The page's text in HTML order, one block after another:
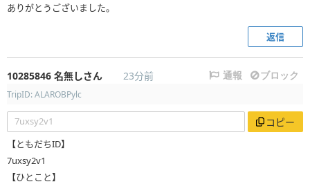
ありがとうございました。
返信
10285846 名無しさん 23分前 通報 ブロック
TripID: ALAROBPylc
7uxsy2v1 コピー
【ともだちID】
7uxsy2v1
【ひとこと】